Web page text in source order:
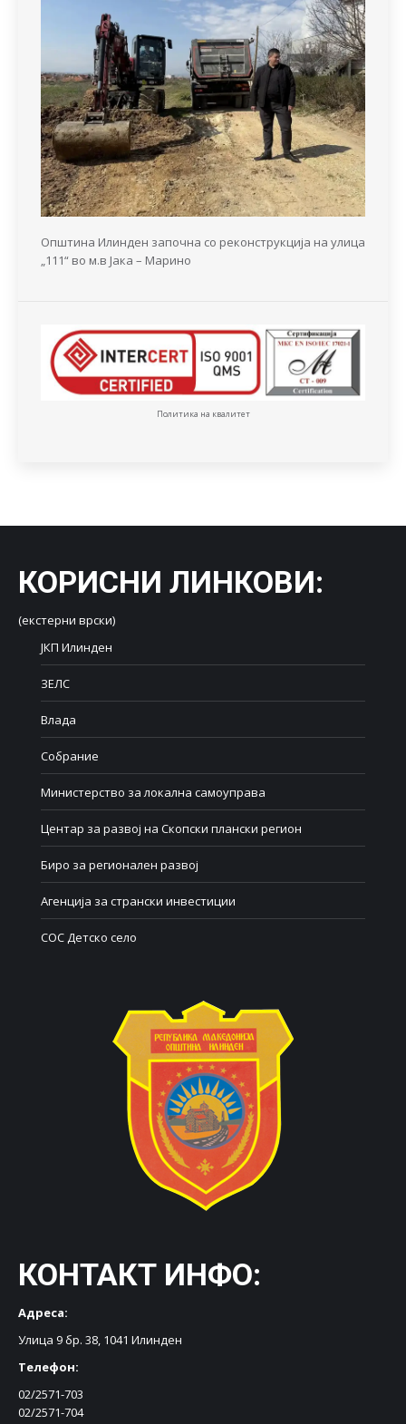
Општина Илинден започна со реконструкција на улица
„111“ во м.в Јака – Марино
Политика на квалитет
КОРИСНИ ЛИНКОВИ:
(екстерни врски)
ЈКП Илинден
ЗЕЛС
Влада
Собрание
Министерство за локална самоуправа
Центар за развој на Скопски плански регион
Биро за регионален развој
Агенција за странски инвестиции
СОС Детско село
КОНТАКТ ИНФО:
Адреса:
Улица 9 бр. 38, 1041 Илинден
Телефон:
02/2571-703
02/2571-704